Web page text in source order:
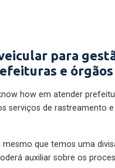
para
e
how em atender
serviços de rastreamento
que temos uma
auxiliar sobre os